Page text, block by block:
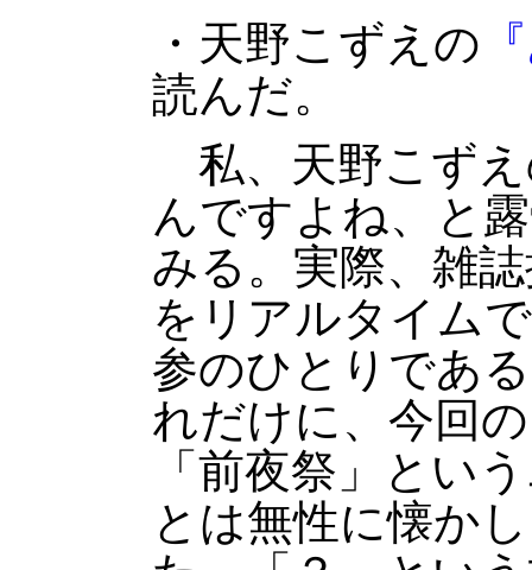
・天野こずえの
読んだ。
私、天野こず
んですよね、と
みる。実際、雑
をリアルタイム
参のひとりであ
れだけに、今回
「前夜祭」とい
とは無性に懐か